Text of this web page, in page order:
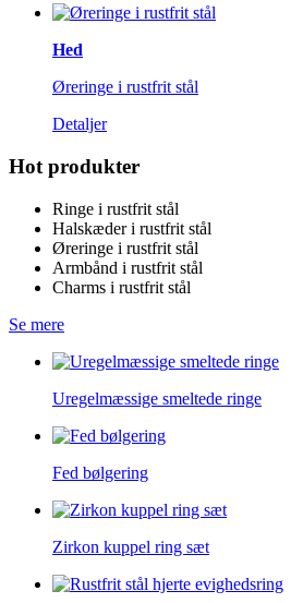
Hed
Øreringe i rustfrit stål
Detaljer
Hot produkter
Ringe i rustfrit stål
Halskæder i rustfrit stål
Øreringe i rustfrit stål
Armbånd i rustfrit stål
Charms i rustfrit stål
Se mere
Uregelmæssige smeltede ringe
Fed bølgering
Zirkon kuppel ring sæt